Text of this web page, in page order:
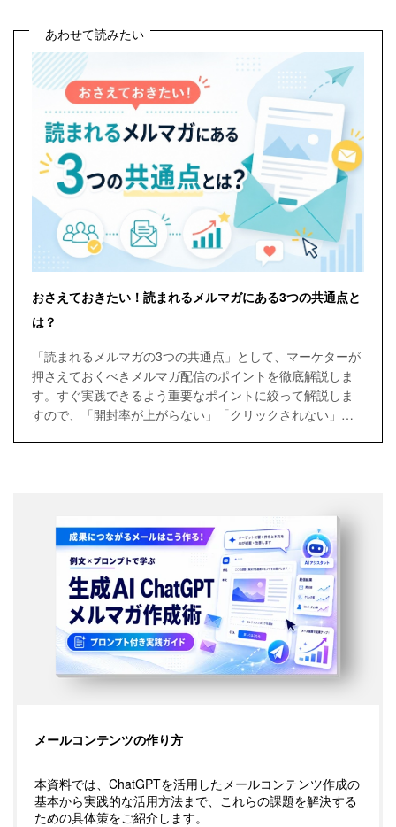
あわせて読みたい
おさえておきたい！読まれるメルマガにある3つの共通点と
は？
「読まれるメルマガの3つの共通点」として、マーケターが
押さえておくべきメルマガ配信のポイントを徹底解説しま
す。すぐ実践できるよう重要なポイントに絞って解説しま
すので、「開封率が上がらない」「クリックされない」と
メールコンテンツの作り方
本資料では、ChatGPTを活用したメールコンテンツ作成の
基本から実践的な活用方法まで、これらの課題を解決する
ための具体策をご紹介します。